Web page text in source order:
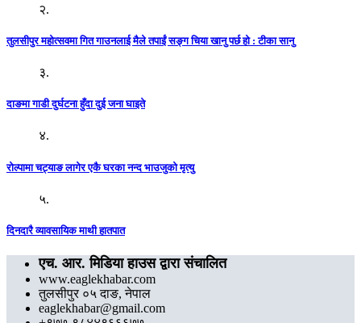
२.
तुलसीपुर महोत्सवमा गित गाउनलाई मैले तपाईं सङ्ग चिया खानु पर्छ हो : टीका सानु
३.
दाङमा गाडी दुर्घटना हुँदा दुई जना घाइते
४.
रोल्पामा चट्याङ लागेर एकै घरका नन्द भाउजुको मृत्यु
५.
दिनदारै व्यावसायिक माथी हातपात
एच. आर. मिडिया हाउस द्वारा संचालित
www.eaglekhabar.com
तुलसीपुर ०५ दाङ, नेपाल
eaglekhabar@gmail.com